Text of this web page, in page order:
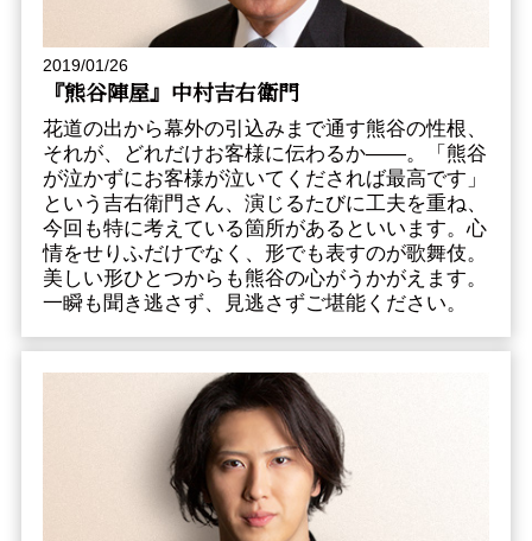
2019/01/26
『熊谷陣屋』中村吉右衛門
花道の出から幕外の引込みまで通す熊谷の性根、
それが、どれだけお客様に伝わるか――。「熊谷
が泣かずにお客様が泣いてくだされば最高です」
という吉右衛門さん、演じるたびに工夫を重ね、
今回も特に考えている箇所があるといいます。心
情をせりふだけでなく、形でも表すのが歌舞伎。
美しい形ひとつからも熊谷の心がうかがえます。
一瞬も聞き逃さず、見逃さずご堪能ください。